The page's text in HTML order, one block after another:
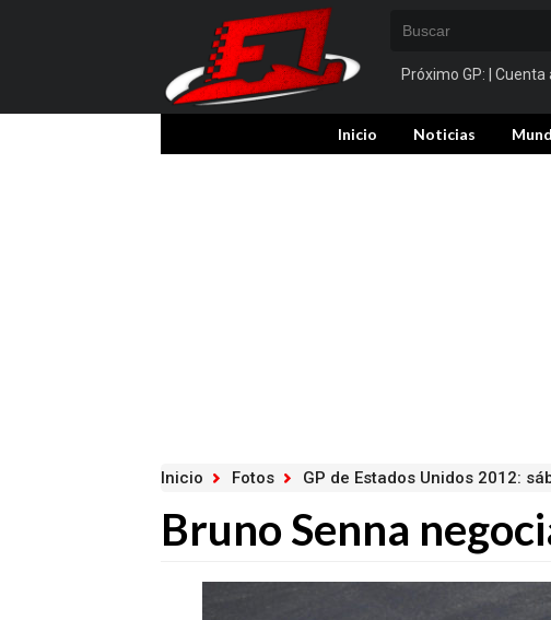
Próximo GP: |
Inicio Noticias
Inicio Fotos GP de Estados Unidos 2012:
Bruno Senna